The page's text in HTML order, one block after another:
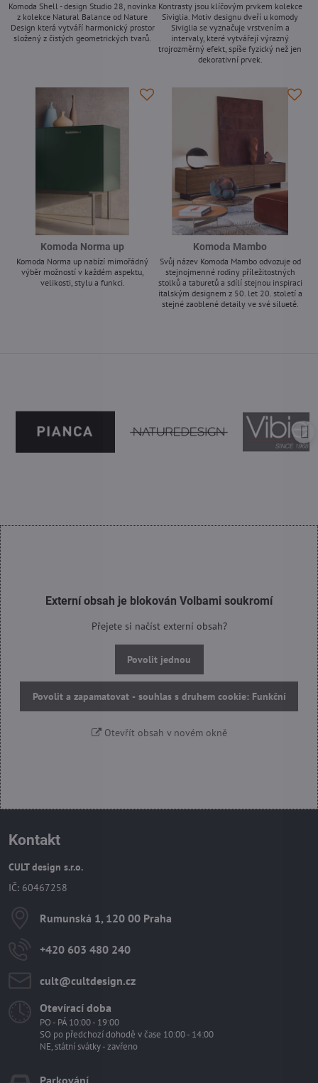
Komoda Shell - design Studio 28, novinka
z kolekce Natural Balance od Nature
Design která vytváří harmonický prostor
složený z čistých geometrických tvarů.
Kontrasty jsou klíčovým prvkem kolekce
Siviglia. Motiv designu dveří u komody
Siviglia se vyznačuje vrstvením a
intervaly, které vytvářejí výrazný
trojrozměrný efekt, spíše fyzický než jen
dekorativní prvek.
Komoda Norma up
Komoda Norma up nabízí mimořádný
výběr možností v každém aspektu,
velikosti, stylu a funkci.
Komoda Mambo
Svůj název Komoda Mambo odvozuje od
stejnojmenné rodiny příležitostných
stolků a taburetů a sdílí stejnou inspiraci
italským designem z 50. let 20. století a
stejné zaoblené detaily ve své siluetě.
Externí obsah je blokován Volbami soukromí
Přejete si načíst externí obsah?
Povolit jednou
Povolit a zapamatovat - souhlas s druhem cookie: Funkční
Otevřít obsah v novém okně
Kontakt
CULT design s.r.o.
IČ: 60467258
Rumunská 1, 120 00 Praha
+420 603 480 240
cult​@cultdesign​.cz
Otevírací doba
PO - PÁ 10:00 - 19:00
SO po předchozí dohodě v čase 10:00 - 14:00
NE, státní svátky - zavřeno